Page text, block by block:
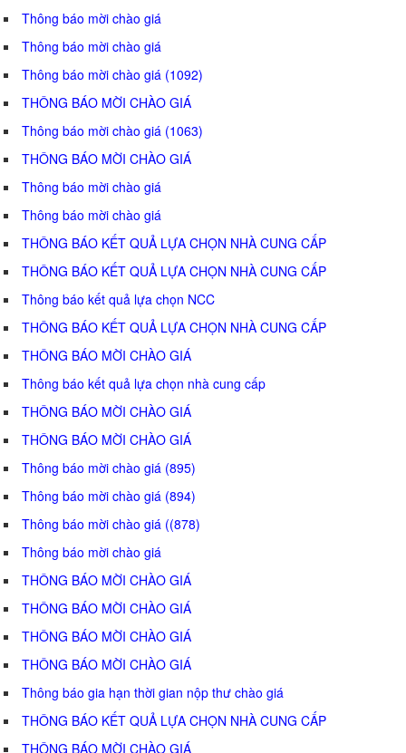
Thông báo mời chào giá
Thông báo mời chào giá
Thông báo mời chào giá (1092)
THÔNG BÁO MỜI CHÀO GIÁ
Thông báo mời chào giá (1063)
THÔNG BÁO MỜI CHÀO GIÁ
Thông báo mời chào giá
Thông báo mời chào giá
THÔNG BÁO KẾT QUẢ LỰA CHỌN NHÀ CUNG CẤP
THÔNG BÁO KẾT QUẢ LỰA CHỌN NHÀ CUNG CẤP
Thông báo kết quả lựa chọn NCC
THÔNG BÁO KẾT QUẢ LỰA CHỌN NHÀ CUNG CẤP
THÔNG BÁO MỜI CHÀO GIÁ
Thông báo kết quả lựa chọn nhà cung cấp
THÔNG BÁO MỜI CHÀO GIÁ
THÔNG BÁO MỜI CHÀO GIÁ
Thông báo mời chào giá (895)
Thông báo mời chào giá (894)
Thông báo mời chào giá ((878)
Thông báo mời chào giá
THÔNG BÁO MỜI CHÀO GIÁ
THÔNG BÁO MỜI CHÀO GIÁ
THÔNG BÁO MỜI CHÀO GIÁ
THÔNG BÁO MỜI CHÀO GIÁ
Thông báo gia hạn thời gian nộp thư chào giá
THÔNG BÁO KẾT QUẢ LỰA CHỌN NHÀ CUNG CẤP
THÔNG BÁO MỜI CHÀO GIÁ